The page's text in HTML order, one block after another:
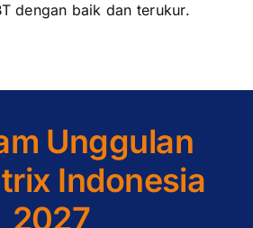
dengan baik dan terukur.
Unggulan
Indonesia
2027